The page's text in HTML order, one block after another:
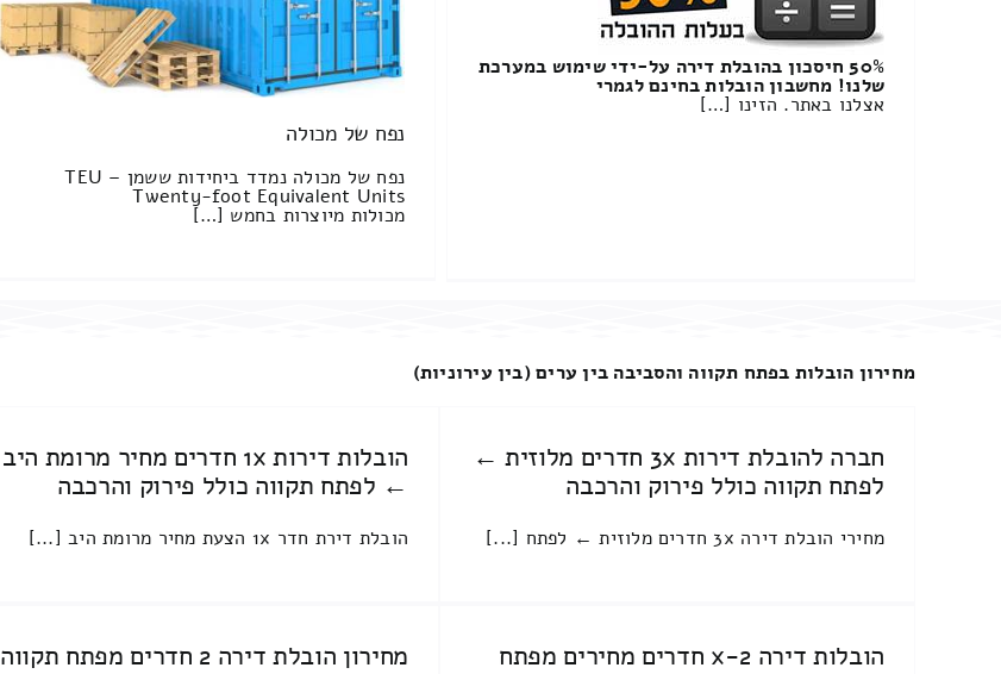
50% חיסכון בהובלת דירה על-ידי שימוש במערכת
שלנו! מחשבון הובלות בחינם לגמרי
אצלנו באתר. הזינו […]
נפח של מכולה
נפח של מכולה נמדד ביחידות ששמן TEU –
Twenty-foot Equivalent Units
מכולות מיוצרות בחמש […]
מחירון הובלות בפתח תקווה והסביבה בין ערים (בין עירוניות)
חברה להובלת דירות 3x חדרים מלוזית ←
לפתח תקווה כולל פירוק והרכבה
מחירי הובלת דירה 3x חדרים מלוזית ← לפתח [...]
הובלות דירות 1x חדרים מחיר מרומת היב
← לפתח תקווה כולל פירוק והרכבה
הובלת דירת חדר 1x הצעת מחיר מרומת היב [...]
הובלות דירה 2-x חדרים מחירים מפתח
מחירון הובלת דירה 2 חדרים מפתח תקווה